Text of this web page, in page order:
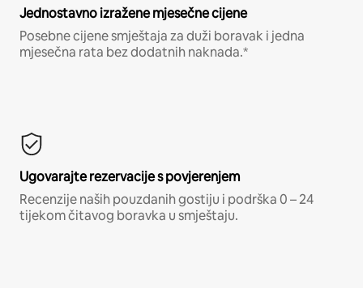
Jednostavno izražene mjesečne cijene
Posebne cijene smještaja za duži boravak i jedna
mjesečna rata bez dodatnih naknada.*
Ugovarajte rezervacije s povjerenjem
Recenzije naših pouzdanih gostiju i podrška 0 – 24
tijekom čitavog boravka u smještaju.